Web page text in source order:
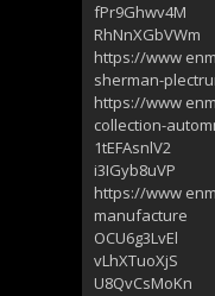
fPr9Ghwv4M
RhNnXGbVWm
https://www
sherman-
https://www
collection-
1tEFAsnlV2
i3IGyb8uVP
https://www
manufacture
OCU6g3LvEl
vLhXTuoXjS
U8QvCsMoKn